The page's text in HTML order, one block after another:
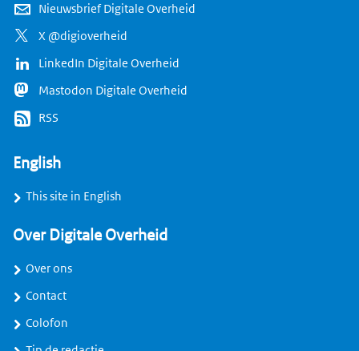
Nieuwsbrief Digitale Overheid
X @digioverheid
LinkedIn Digitale Overheid
Mastodon Digitale Overheid
RSS
English
This site in English
Over Digitale Overheid
Over ons
Contact
Colofon